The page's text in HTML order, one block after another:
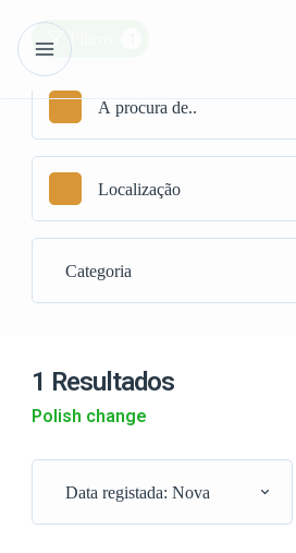
Filtros
Categoria
1 Resultados
Polish change
Data registada: Nova